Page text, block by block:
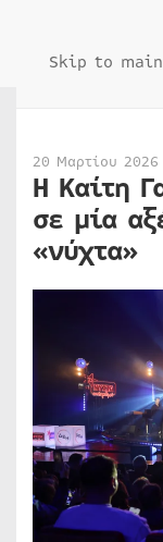
Skip to
20 Μαρτίου 2026
Η Καίτη
σε μία
«νύχτα»